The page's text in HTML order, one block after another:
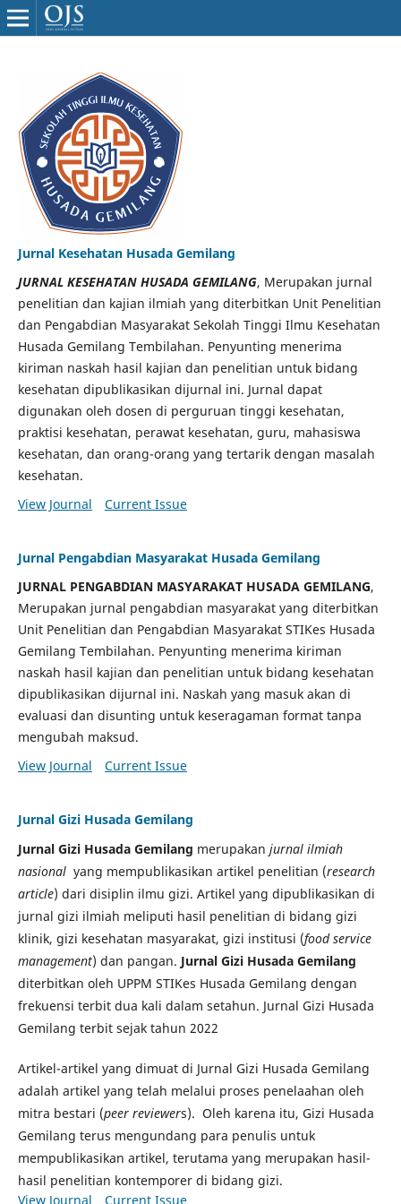
Jurnal Kesehatan Husada Gemilang
JURNAL KESEHATAN HUSADA GEMILANG, Merupakan jurnal
penelitian dan kajian ilmiah yang diterbitkan Unit Penelitian
dan Pengabdian Masyarakat Sekolah Tinggi Ilmu Kesehatan
Husada Gemilang Tembilahan. Penyunting menerima
kiriman naskah hasil kajian dan penelitian untuk bidang
kesehatan dipublikasikan dijurnal ini. Jurnal dapat
digunakan oleh dosen di perguruan tinggi kesehatan,
praktisi kesehatan, perawat kesehatan, guru, mahasiswa
kesehatan, dan orang-orang yang tertarik dengan masalah
kesehatan.
View Journal
Current Issue
Jurnal Pengabdian Masyarakat Husada Gemilang
JURNAL PENGABDIAN MASYARAKAT HUSADA GEMILANG,
Merupakan jurnal pengabdian masyarakat yang diterbitkan
Unit Penelitian dan Pengabdian Masyarakat STIKes Husada
Gemilang Tembilahan. Penyunting menerima kiriman
naskah hasil kajian dan penelitian untuk bidang kesehatan
dipublikasikan dijurnal ini. Naskah yang masuk akan di
evaluasi dan disunting untuk keseragaman format tanpa
mengubah maksud.
View Journal
Current Issue
Jurnal Gizi Husada Gemilang
Jurnal Gizi Husada Gemilang merupakan jurnal ilmiah
nasionalyang mempublikasikan artikel penelitian (research
article) dari disiplin ilmu gizi. Artikel yang dipublikasikan di
jurnal gizi ilmiah meliputi hasil penelitian di bidang gizi
klinik, gizi kesehatan masyarakat, gizi institusi (food service
management) dan pangan. Jurnal Gizi Husada Gemilang
diterbitkan oleh UPPM STIKes Husada Gemilang dengan
frekuensi terbit dua kali dalam setahun. Jurnal Gizi Husada
Gemilang terbit sejak tahun 2022
Artikel-artikel yang dimuat di Jurnal Gizi Husada Gemilang
adalah artikel yang telah melalui proses penelaahan oleh
mitra bestari (peer reviewers). Oleh karena itu, Gizi Husada
Gemilang terus mengundang para penulis untuk
mempublikasikan artikel, terutama yang merupakan hasil-
hasil penelitian kontemporer di bidang gizi.
View Journal
Current Issue